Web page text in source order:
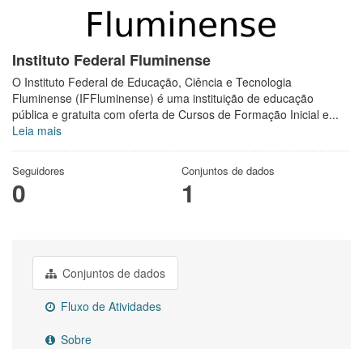
Instituto Federal Fluminense
O Instituto Federal de Educação, Ciência e Tecnologia
Fluminense (IFFluminense) é uma instituição de educação
pública e gratuita com oferta de Cursos de Formação Inicial e...
Leia mais
Seguidores
0
Conjuntos de dados
1
Conjuntos de dados
Fluxo de Atividades
Sobre